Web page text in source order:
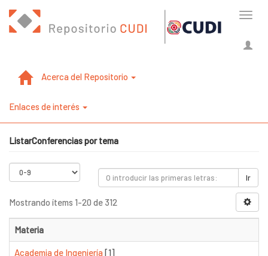
Acerca del Repositorio
Enlaces de interés
ListarConferencias por tema
Ir
Mostrando ítems 1-20 de 312
Materia
Academia de Ingeniería[1]